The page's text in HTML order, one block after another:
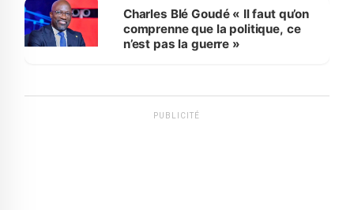
Charles Blé Goudé « Il faut qu’on
comprenne que la politique, ce
n’est pas la guerre »
PUBLICITÉ